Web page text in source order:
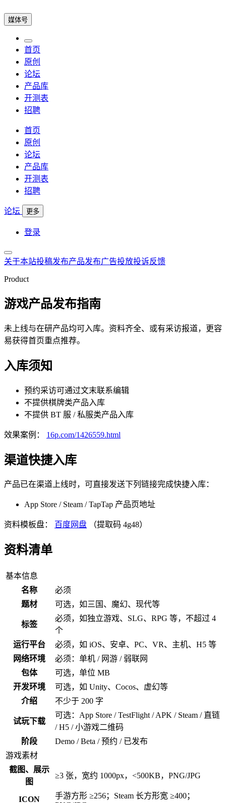
媒体号
首页
原创
论坛
产品库
开测表
招聘
首页
原创
论坛
产品库
开测表
招聘
论坛 更多
登录
关于本站投稿发布产品发布广告投放投诉反馈
Product
游戏产品发布指南
未上线与在研产品均可入库。资料齐全、或有采访报道，更容
易获得首页重点推荐。
入库须知
预约采访可通过文末联系编辑
不提供棋牌类产品入库
不提供 BT 服 / 私服类产品入库
效果案例： 16p.com/1426559.html
渠道快捷入库
产品已在渠道上线时，可直接发送下列链接完成快捷入库：
App Store / Steam / TapTap 产品页地址
资料模板盘： 百度网盘 （提取码 4g48）
资料清单
基本信息
名称
必须
题材
可选，如三国、魔幻、现代等
标签
必须，如独立游戏、SLG、RPG 等，不超过 4
个
运行平台
必须，如 iOS、安卓、PC、VR、主机、H5 等
网络环境
必须：单机 / 网游 / 弱联网
包体
可选，单位 MB
开发环境
可选，如 Unity、Cocos、虚幻等
介绍
不少于 200 字
试玩下载
可选：App Store / TestFlight / APK / Steam / 直链
/ H5 / 小游戏二维码
阶段
Demo / Beta / 预约 / 已发布
游戏素材
截图、展示
图
≥3 张，宽约 1000px，<500KB，PNG/JPG
ICON
手游方形 ≥256；Steam 长方形宽 ≥400；